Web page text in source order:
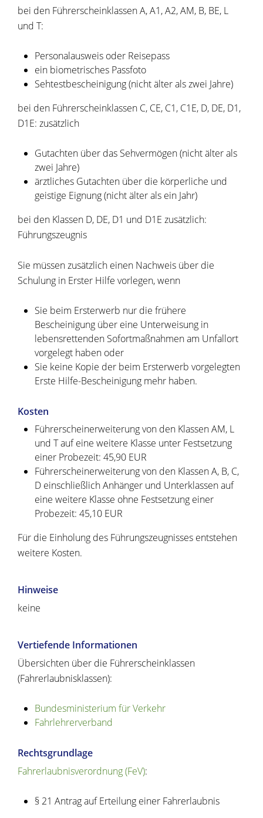
bei den Führerscheinklassen A, A1, A2, AM, B, BE, L
und T:
Personalausweis oder Reisepass
ein biometrisches Passfoto
Sehtestbescheinigung (nicht älter als zwei Jahre)
bei den Führerscheinklassen C, CE, C1, C1E, D, DE, D1,
D1E: zusätzlich
Gutachten über das Sehvermögen (nicht älter als
zwei Jahre)
ärztliches Gutachten über die körperliche und
geistige Eignung (nicht älter als ein Jahr)
bei den Klassen D, DE, D1 und D1E zusätzlich:
Führungszeugnis
Sie müssen zusätzlich einen Nachweis über die
Schulung in Erster Hilfe vorlegen, wenn
Sie beim Ersterwerb nur die frühere
Bescheinigung über eine Unterweisung in
lebensrettenden Sofortmaßnahmen am Unfallort
vorgelegt haben oder
Sie keine Kopie der beim Ersterwerb vorgelegten
Erste Hilfe-Bescheinigung mehr haben.
Kosten
Führerscheinerweiterung von den Klassen AM, L
und T auf eine weitere Klasse unter Festsetzung
einer Probezeit: 45,90 EUR
Führerscheinerweiterung von den Klassen A, B, C,
D einschließlich Anhänger und Unterklassen auf
eine weitere Klasse ohne Festsetzung einer
Probezeit: 45,10 EUR
Für die Einholung des Führungszeugnisses entstehen
weitere Kosten.
Hinweise
keine
Vertiefende Informationen
Übersichten über die Führerscheinklassen
(Fahrerlaubnisklassen):
Bundesministerium für Verkehr
Fahrlehrerverband
Rechtsgrundlage
Fahrerlaubnisverordnung (FeV):
§ 21 Antrag auf Erteilung einer Fahrerlaubnis